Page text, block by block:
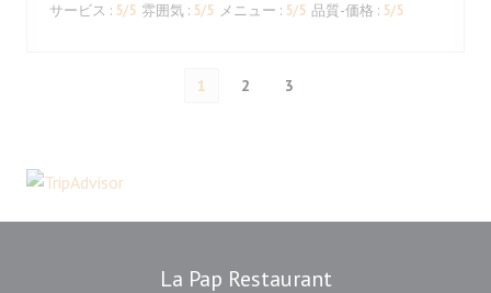
サービス : 5/5 雰囲気 : 5/5 メニュー : 5/5 品質-価格 : 5/5
1 2 3
La Pap Restaurant